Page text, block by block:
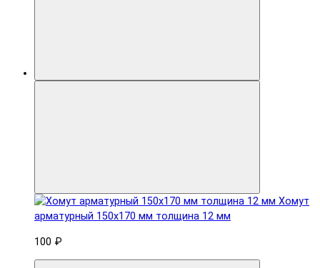
Хомут
арматурный 150x170 мм толщина 12 мм
100 ₽